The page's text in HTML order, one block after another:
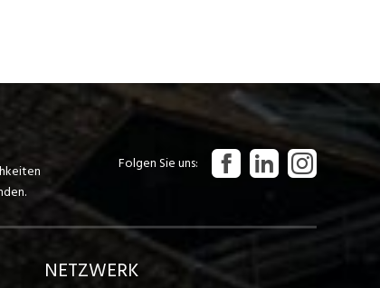
Folgen Sie uns
NETZWERK